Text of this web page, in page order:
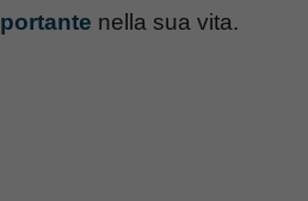
nella sua vita.